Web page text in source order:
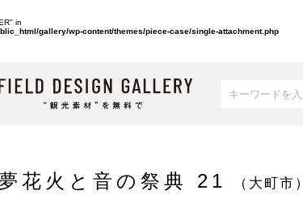
in
gallery/wp-content/themes/piece-case/single-attachment.php
花火と音の祭典 21 （大町市）